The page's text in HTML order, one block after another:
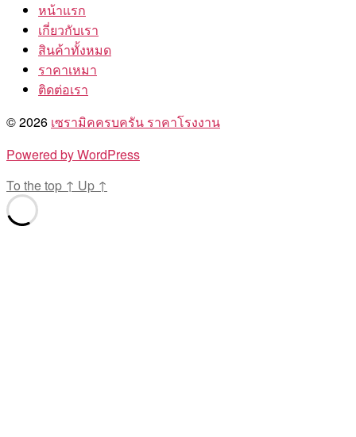
หน้าแรก
เกี่ยวกับเรา
สินค้าทั้งหมด
ราคาเหมา
ติดต่อเรา
© 2026 เซรามิคครบครัน ราคาโรงงาน
Powered by WordPress
To the top ↑ Up ↑